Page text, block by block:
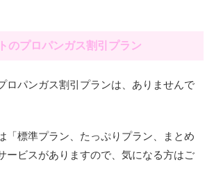
のプロパンガス割引プラン
ロパンガス割引プランは、ありませんで
「標準プラン、たっぷりプラン、まとめ
ービスがありますので、気になる方はご